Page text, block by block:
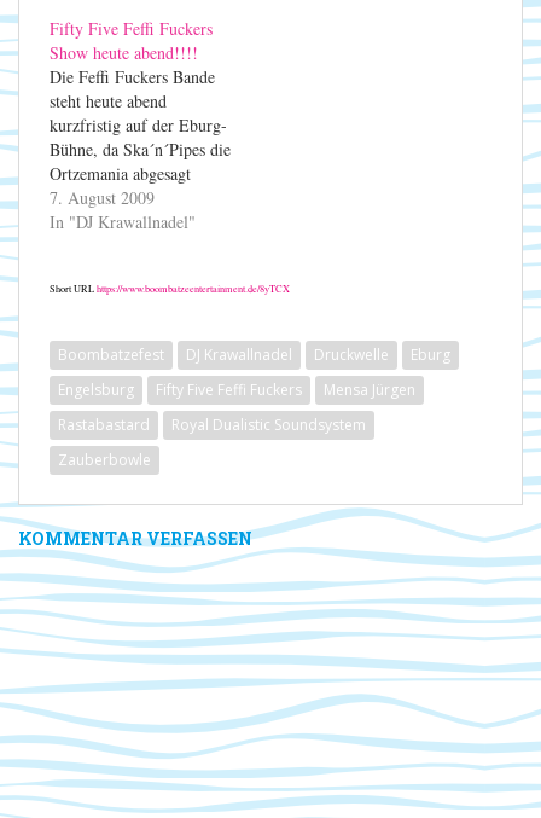
PaPaBoom, Rastabastard,
Wild Pechi, Mensa Jürgen,
Schlupp & Mini-Schlupp,
die Zauberbowle-Queens
Heike & Frau…
Fifty Five Feffi Fuckers
Show heute abend!!!!
Die Feffi Fuckers Bande
steht heute abend
kurzfristig auf der Eburg-
Bühne, da Ska´n´Pipes die
Ortzemania abgesagt
haben. Wir sehen uns
heute abend ... Getränke
7. August 2009
In "DJ Krawallnadel"
Short URLhttps://www.boombatzeentertainment.de/8yTCX
Boombatzefest DJ Krawallnadel Druckwelle
Eburg
Engelsburg
Fifty Five Feffi Fuckers
Mensa Jürgen
Rastabastard
Royal Dualistic Soundsystem
Zauberbowle
KOMMENTAR VERFASSEN